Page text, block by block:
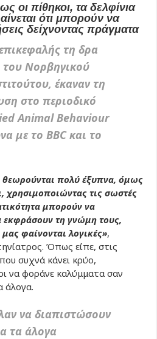
οι πίθηκοι, τα δελφίνια
ότι μπορούν να
δείχνοντας πράγματα
τη δρα
του Νορβηγικού
έκαναν τη
στο περιοδικό
Animal Behaviour
με το BBC και το
πολύ έξυπνα, όμως
χρησιμοποιώντας τις σωστές
μπορούν να
εκφράσουν τη γνώμη τους,
φαίνονται λογικές»,
Όπως είπε, στις
συχνά κάνει κρύο,
να φοράνε καλύμματα σαν
άλογα.
να διαπιστώσουν
τα άλογα